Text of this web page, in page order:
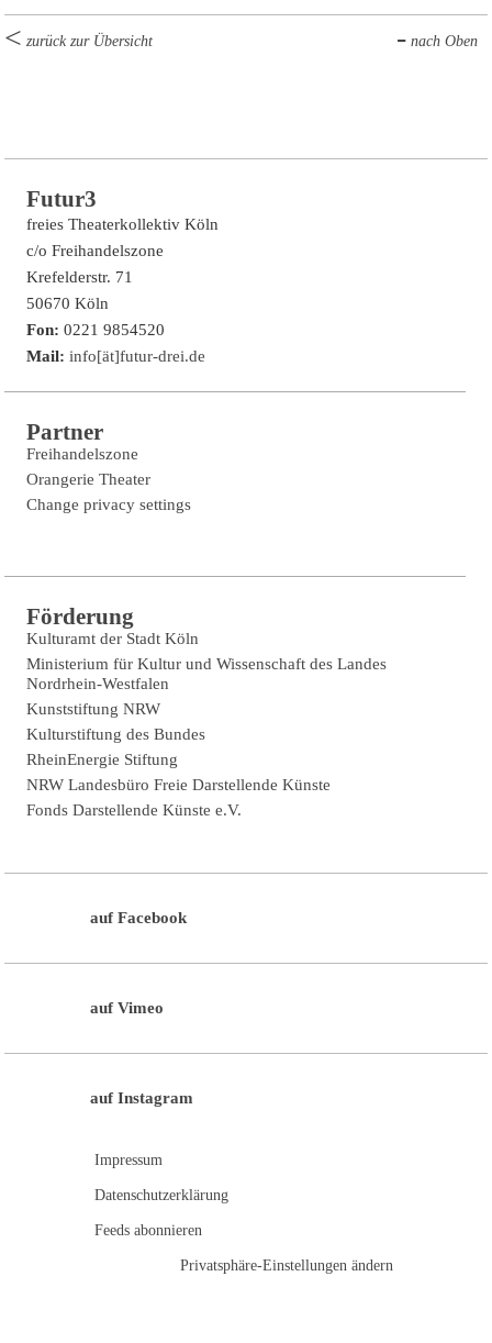
zurück zur Übersicht nach Oben
Futur3
freies Theaterkollektiv Köln
c/o Freihandelszone
Krefelderstr. 71
50670 Köln
Fon:0221 9854520
Mail:info[ät]futur-drei.de
Partner
Freihandelszone
Orangerie Theater
Change privacy settings
Förderung
Kulturamt der Stadt Köln
Ministerium für Kultur und Wissenschaft des Landes
Nordrhein-Westfalen
Kunststiftung NRW
Kulturstiftung des Bundes
RheinEnergie Stiftung
NRW Landesbüro Freie Darstellende Künste
Fonds Darstellende Künste e.V.
auf Facebook
auf Vimeo
auf Instagram
Impressum
Datenschutzerklärung
Feeds abonnieren
Privatsphäre-Einstellungen ändern